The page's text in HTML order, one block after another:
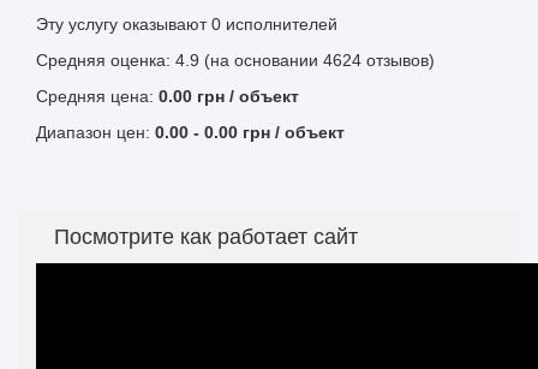
Эту услугу оказывают0 исполнителей
Средняя оценка: 4.9 (на основании 4624 отзывов)
Средняя цена: 0.00 грн / объект
Диапазон цен: 0.00 - 0.00 грн / объект
Посмотрите как работает сайт